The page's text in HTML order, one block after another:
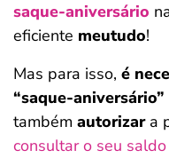
saque-aniversário
eficiente meutudo!
Mas para isso, é
“saque-aniversário”
também autorizar a
consultar o seu